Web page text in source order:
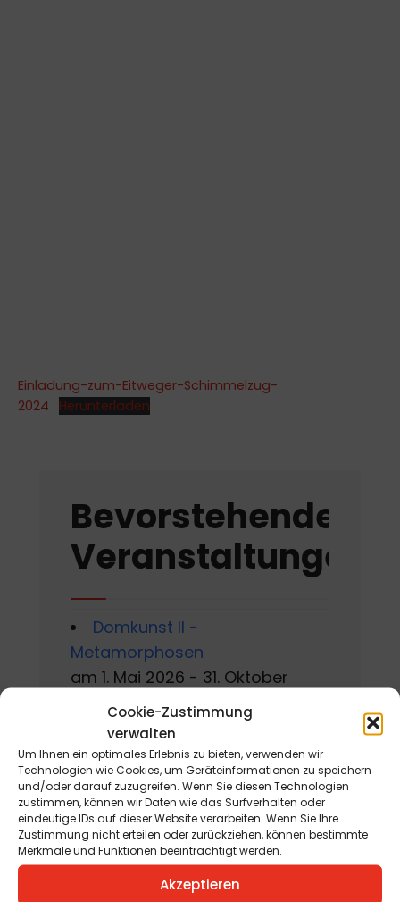
Cookie-Zustimmung
verwalten
Um Ihnen ein optimales Erlebnis zu bieten, verwenden wir
Technologien wie Cookies, um Geräteinformationen zu speichern
und/oder darauf zuzugreifen. Wenn Sie diesen Technologien
zustimmen, können wir Daten wie das Surfverhalten oder
eindeutige IDs auf dieser Website verarbeiten. Wenn Sie Ihre
Zustimmung nicht erteilen oder zurückziehen, können bestimmte
Merkmale und Funktionen beeinträchtigt werden.
Akzeptieren
Einladung-zum-Eitweger-Schimmelzug-
2024
Herunterladen
Bevorstehende
Veranstaltungen
Domkunst II -
Metamorphosen
am 1. Mai 2026 - 31. Oktober
2026
Gackern 2026
am 7. August 2026 - 16. August
2026
Sommerworkshop der
Kärntner Kindermalschule in St.